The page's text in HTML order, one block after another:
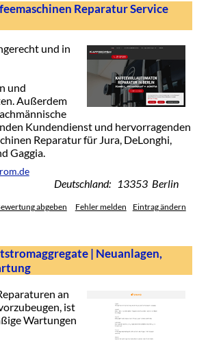
Reparatur Service
und in
und
Außerdem
Kundendienst und hervorragenden
Reparatur für Jura, DeLonghi,
Gaggia.
Deutschland: 13353 Berlin
abgeben Fehler melden Eintrag ändern
| Neuanlagen,
an
ist
Wartungen